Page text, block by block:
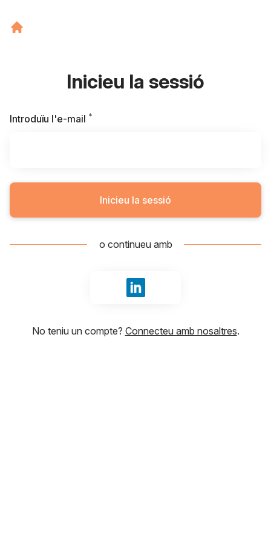
Inicieu la sessió
Introduïu l'e-mail *
Inicieu la sessió
o continueu amb
Iniciar sessió amb LinkedIn
No teniu un compte? Connecteu amb nosaltres.